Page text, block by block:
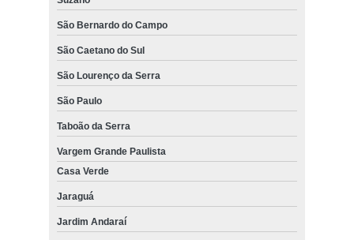
São Bernardo do Campo
São Caetano do Sul
São Lourenço da Serra
São Paulo
Taboão da Serra
Vargem Grande Paulista
Casa Verde
Jaraguá
Jardim Andaraí